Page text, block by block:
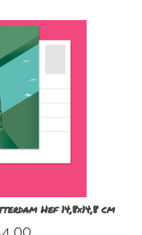
Hef 14,8×14,8 cm
4,00